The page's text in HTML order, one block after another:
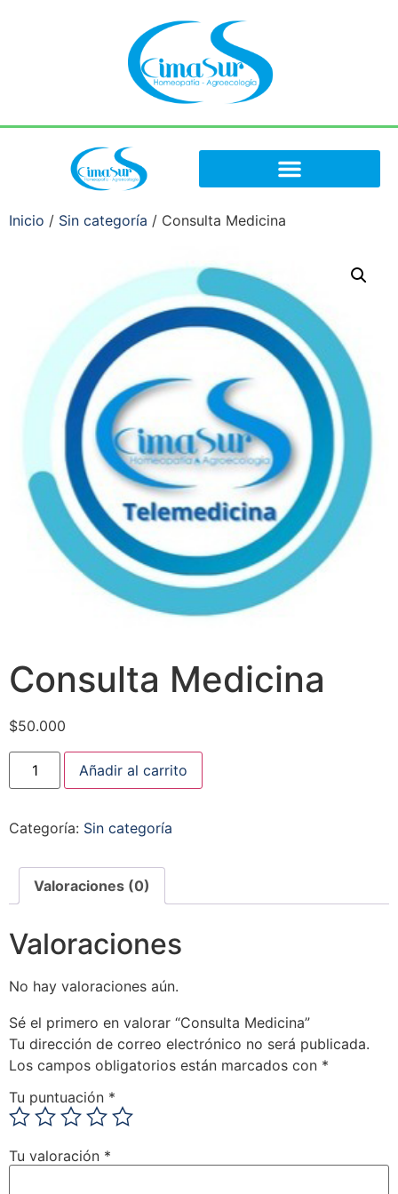
Inicio / Sin categoría / Consulta Medicina
Consulta Medicina
$50.000
Añadir al carrito
Categoría: Sin categoría
Valoraciones (0)
Valoraciones
No hay valoraciones aún.
Sé el primero en valorar “Consulta Medicina”
Tu dirección de correo electrónico no será publicada.
Los campos obligatorios están marcados con *
Tu puntuación *
Tu valoración *